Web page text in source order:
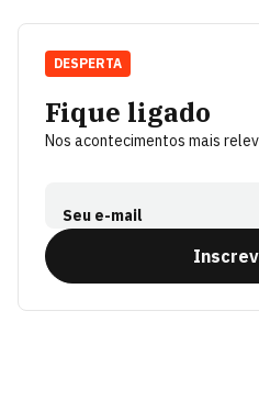
Fique ligado
Nos acontecimentos mais
Seu e-mail
DESPERTA